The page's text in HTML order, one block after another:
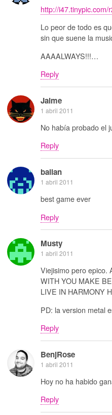
http://i47.tinypic.com/
Lo peor de todo es
sin que suene la
AAAALWAYS!!!…
Reply
Jaime
1 abril 2011
No había probado el
Reply
ballan
1 abril 2011
best game ever
Reply
Musty
1 abril 2011
Viejisimo pero epico.
WITH YOU MAKE
LIVE IN HARMONY
PD: la version metal
Reply
BenjRose
1 abril 2011
Hoy no ha habido
Reply